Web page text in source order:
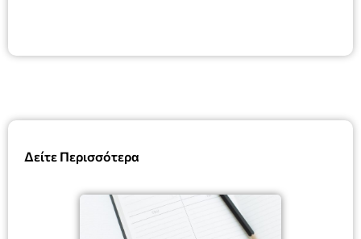
Δείτε Περισσότερα